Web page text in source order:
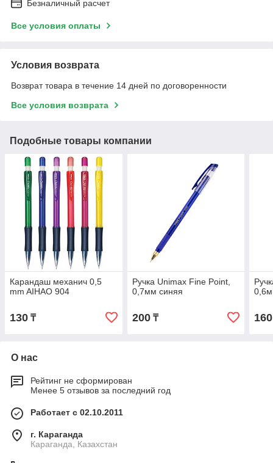
Безналичный расчет
Все условия оплаты
Условия возврата
Возврат товара в течение 14 дней по договоренности
Все условия возврата
Подобные товары компании
Карандаш механич 0,5
mm AIHAO 904
130 ₸
Ручка Unimax Fine Point,
0,7мм синяя
200₸ 160
О нас
Рейтинг не сформирован
Менее 5 отзывов за последний год
Работает с 02.10.2011
г. Караганда
Караганда, Казахстан